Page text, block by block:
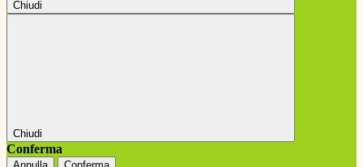
Chiudi
Chiudi
Conferma